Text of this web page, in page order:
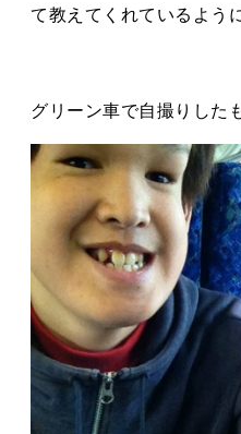
て教えてくれているよう
グリーン車で自撮りした